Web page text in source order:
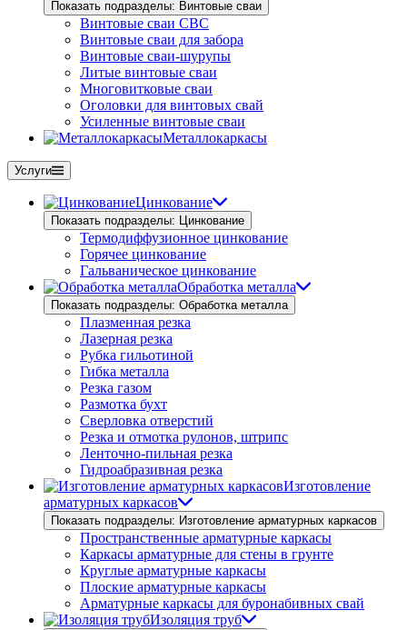
Показать подразделы: Винтовые сваи
Винтовые сваи СВС
Винтовые сваи для забора
Винтовые сваи-шурупы
Литые винтовые сваи
Многовитковые сваи
Оголовки для винтовых свай
Усиленные винтовые сваи
Металлокаркасы
Услуги
Цинкование
Показать подразделы: Цинкование
Термодиффузионное цинкование
Горячее цинкование
Гальваническое цинкование
Обработка металла
Показать подразделы: Обработка металла
Плазменная резка
Лазерная резка
Рубка гильотиной
Гибка металла
Резка газом
Размотка бухт
Сверловка отверстий
Резка и отмотка рулонов, штрипс
Ленточно-пильная резка
Гидроабразивная резка
Изготовление
арматурных каркасов
Показать подразделы: Изготовление арматурных каркасов
Пространственные арматурные каркасы
Каркасы арматурные для стены в грунте
Круглые арматурные каркасы
Плоские арматурные каркасы
Арматурные каркасы для буронабивных свай
Изоляция труб